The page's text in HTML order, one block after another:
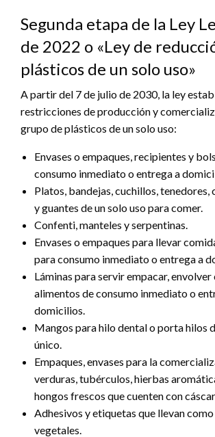
Segunda etapa de la Ley
de 2022 o «Ley de
plásticos de un solo uso»
A partir del 7 de julio de 2030, la ley
restricciones de producción y
grupo de plásticos de un solo uso:
Envases o empaques, recipientes y
consumo inmediato o entrega a
Platos, bandejas, cuchillos, tenedores,
y guantes de un solo uso para comer.
Confenti, manteles y serpentinas.
Envases o empaques para llevar
para consumo inmediato o entrega a
Láminas para servir empacar, envolver
alimentos de consumo inmediato o
domicilios.
Mangos para hilo dental o porta hilos
único.
Empaques, envases para la
verduras, tubérculos, hierbas
hongos frescos que cuenten con
Adhesivos y etiquetas que llevan
vegetales.